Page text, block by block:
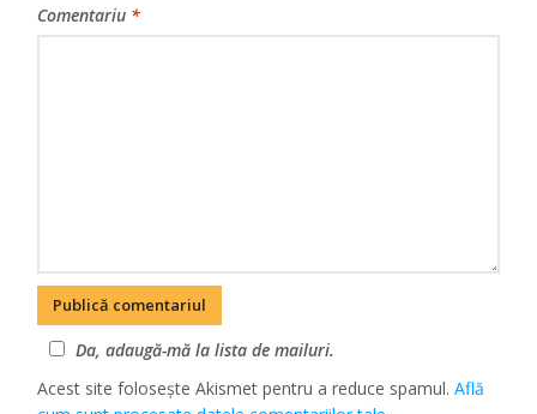
Comentariu *
Da, adaugă-mă la lista de mailuri.
Acest site folosește Akismet pentru a reduce spamul.Află